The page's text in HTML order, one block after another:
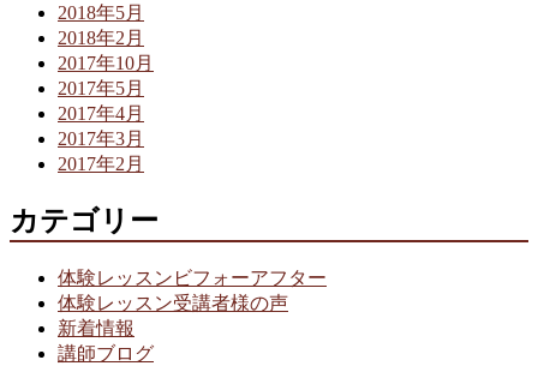
2018年5月
2018年2月
2017年10月
2017年5月
2017年4月
2017年3月
2017年2月
カテゴリー
体験レッスンビフォーアフター
体験レッスン受講者様の声
新着情報
講師ブログ